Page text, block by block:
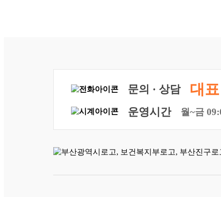
문의 · 상담 대
운영시간 월~금